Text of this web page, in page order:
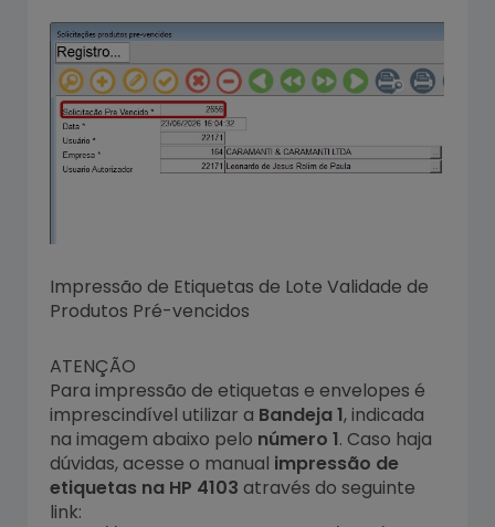
Impressão de Etiquetas de Lote Validade de
Produtos Pré-vencidos
ATENÇÃO
Para impressão de etiquetas e envelopes é
imprescindível utilizar a Bandeja 1, indicada
na imagem abaixo pelo número 1. Caso haja
dúvidas, acesse o manual impressão de
etiquetas na HP 4103 através do seguinte
link: